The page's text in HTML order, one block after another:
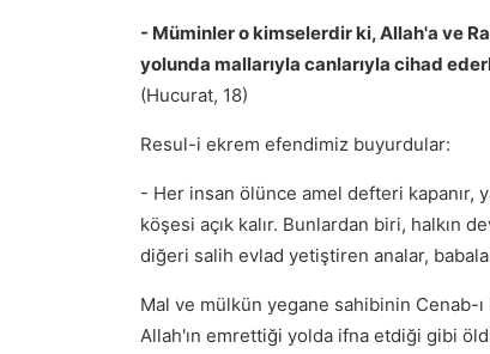
- Müminler o kimselerdir ki, Allah'a ve
yolunda mallarıyla canlarıyla cihad
(Hucurat, 18)
Resul-i ekrem efendimiz buyurdular:
- Her insan ölünce amel defteri kapanır,
köşesi açık kalır. Bunlardan biri, halkın
diğeri salih evlad yetiştiren analar,
Mal ve mülkün yegane sahibinin Cenab-
Allah'ın emrettiği yolda ifna etdiği gibi